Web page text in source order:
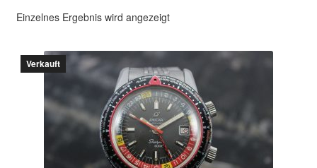
Archiv
Über mich
Einzelnes Ergebnis wird angezeigt
Verkauft